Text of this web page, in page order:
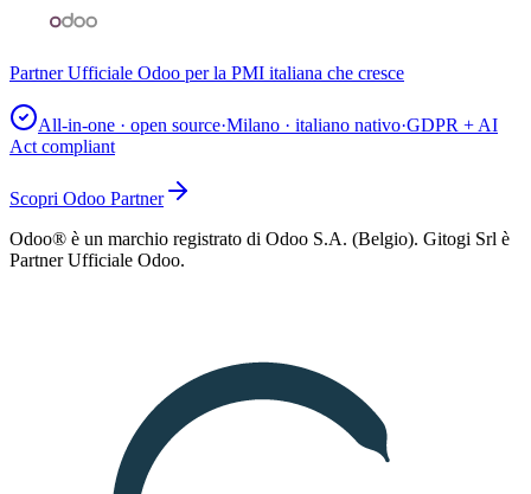
Partner Ufficiale Odoo per la PMI italiana che cresce
All-in-one · open source·Milano · italiano nativo·GDPR + AI
Act compliant
Scopri Odoo Partner
Odoo® è un marchio registrato di Odoo S.A. (Belgio). Gitogi Srl è
Partner Ufficiale Odoo.